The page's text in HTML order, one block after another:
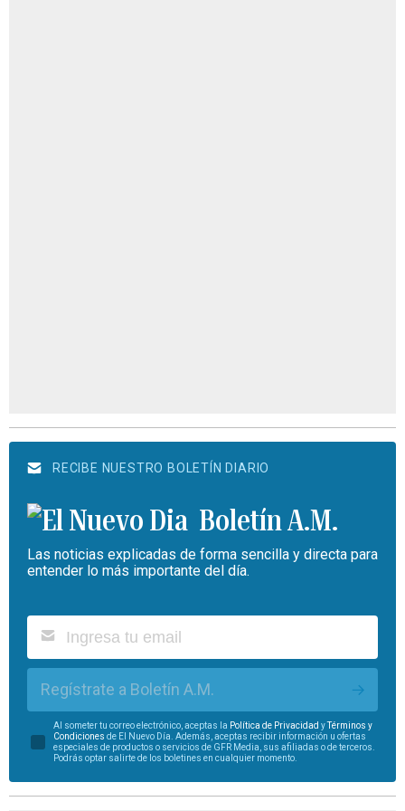
RECIBE NUESTRO BOLETÍN DIARIO
Boletín A.M.
Las noticias explicadas de forma sencilla y directa para
entender lo más importante del día.
Regístrate a Boletín A.M.
Al someter tu correo electrónico, aceptas la Política de Privacidad yTérminos y
Condiciones de El Nuevo Día. Además, aceptas recibir información u ofertas
especiales de productos o servicios de GFR Media, sus afiliadas o de terceros.
Podrás optar salirte de los boletines en cualquier momento.